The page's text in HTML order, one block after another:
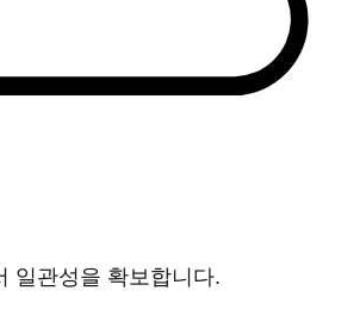
일관성을 확보합니다.